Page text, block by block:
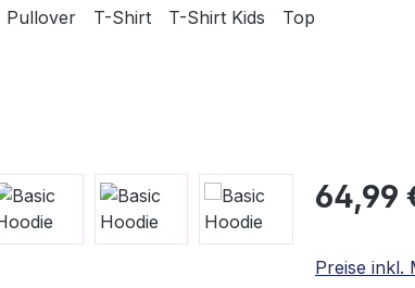
Pullover T-Shirt T-Shirt Kids Top
Regulärer
64,99
Preise inkl.